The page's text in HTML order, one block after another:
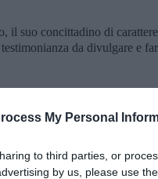
My Personal
to third parties, or
by us, please use
il suo concittadino di
da divulgare e far